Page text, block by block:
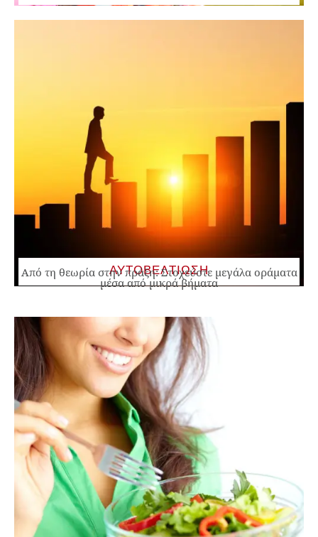
ΑΥΤΟΒΕΛΤΙΩΣΗ
Από τη θεωρία στην πράξη: Στοχεύστε μεγάλα οράματα
μέσα από μικρά βήματα